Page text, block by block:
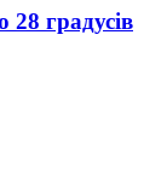
28 градусів